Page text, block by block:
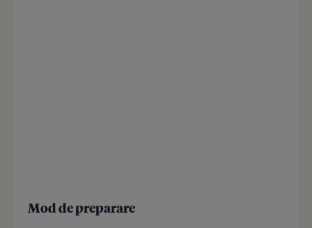
Mod de preparare